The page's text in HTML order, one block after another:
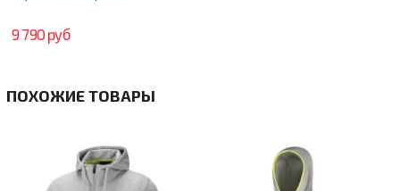
9 790 руб
ПОХОЖИЕ ТОВАРЫ